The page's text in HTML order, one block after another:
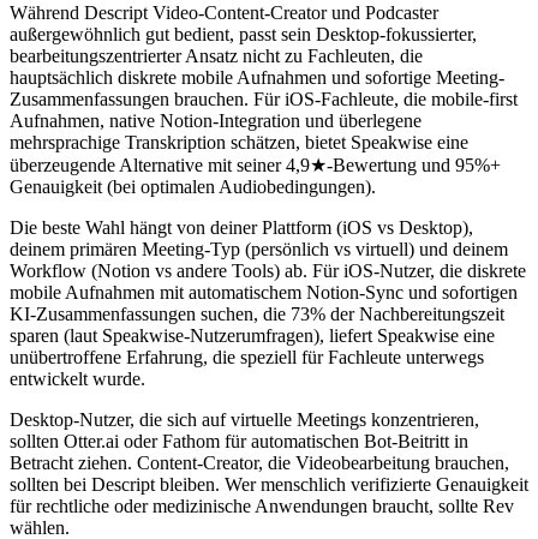
Während Descript Video-Content-Creator und Podcaster
außergewöhnlich gut bedient, passt sein Desktop-fokussierter,
bearbeitungszentrierter Ansatz nicht zu Fachleuten, die
hauptsächlich diskrete mobile Aufnahmen und sofortige Meeting-
Zusammenfassungen brauchen. Für iOS-Fachleute, die mobile-first
Aufnahmen, native Notion-Integration und überlegene
mehrsprachige Transkription schätzen, bietet Speakwise eine
überzeugende Alternative mit seiner 4,9★-Bewertung und 95%+
Genauigkeit (bei optimalen Audiobedingungen).
Die beste Wahl hängt von deiner Plattform (iOS vs Desktop),
deinem primären Meeting-Typ (persönlich vs virtuell) und deinem
Workflow (Notion vs andere Tools) ab. Für iOS-Nutzer, die diskrete
mobile Aufnahmen mit automatischem Notion-Sync und sofortigen
KI-Zusammenfassungen suchen, die 73% der Nachbereitungszeit
sparen (laut Speakwise-Nutzerumfragen), liefert Speakwise eine
unübertroffene Erfahrung, die speziell für Fachleute unterwegs
entwickelt wurde.
Desktop-Nutzer, die sich auf virtuelle Meetings konzentrieren,
sollten Otter.ai oder Fathom für automatischen Bot-Beitritt in
Betracht ziehen. Content-Creator, die Videobearbeitung brauchen,
sollten bei Descript bleiben. Wer menschlich verifizierte Genauigkeit
für rechtliche oder medizinische Anwendungen braucht, sollte Rev
wählen.